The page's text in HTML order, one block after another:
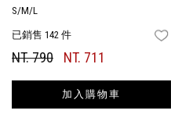
S/M/L
已銷售 142 件
NT. 790 NT. 711
加入購物車